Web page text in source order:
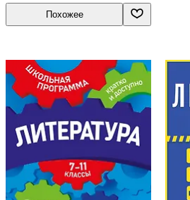
Похожее